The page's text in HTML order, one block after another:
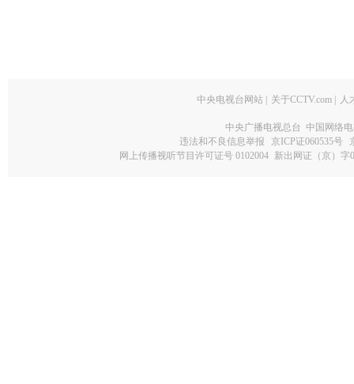
中央电视台网站 关于CCTV.com 人
中央广播电视总台 中国网络
违法和不良信息举报
京ICP证060535号
网上传播视听节目许可证号 0102004 新出网证（京）